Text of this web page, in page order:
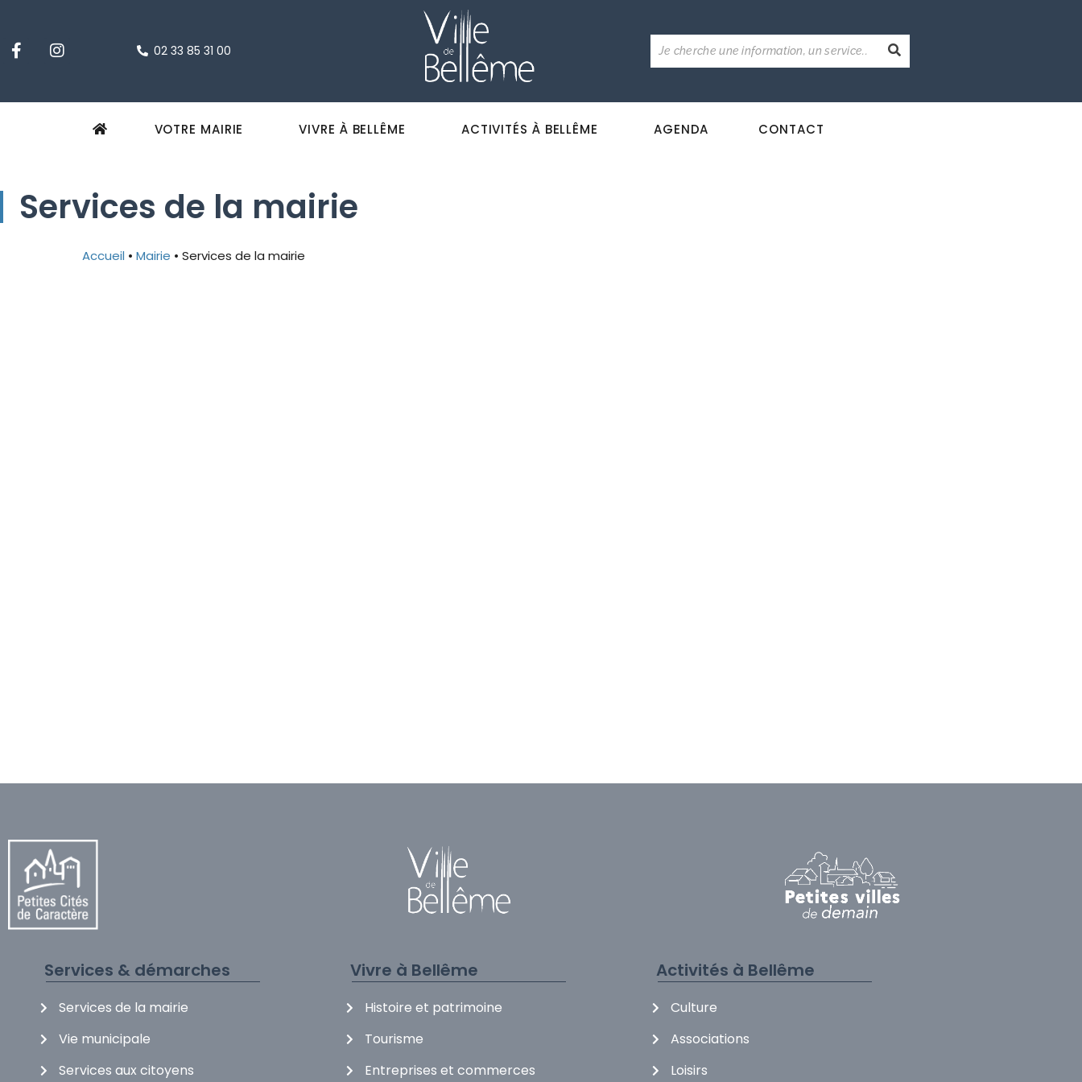
02 33 85 31 00
VOTRE MAIRIE VIVRE À BELLÊME ACTIVITÉS À BELLÊME AGENDA CONTACT
Services de la mairie
Accueil • Mairie • Services de la mairie
Services & démarches
Services de la mairie
Vie municipale
Services aux citoyens
Vivre à Bellême
Histoire et patrimoine
Tourisme
Entreprises et commerces
Activités à Bellême
Culture
Associations
Loisirs